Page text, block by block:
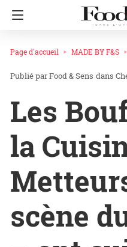
Page d'accueil MADE BY F&S
Food & Sens dans
Les
la
scène